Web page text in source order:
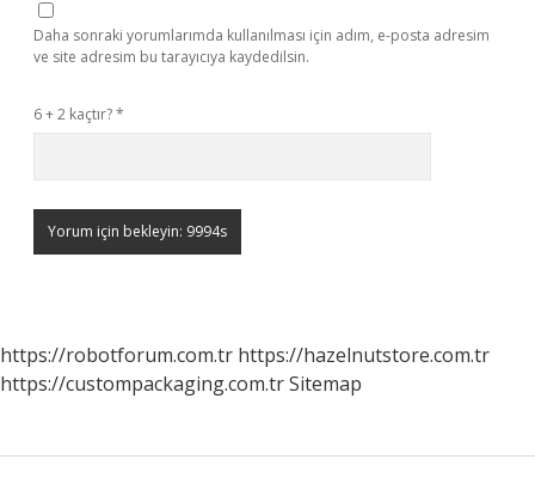
Daha sonraki yorumlarımda kullanılması için adım, e-posta adresim
ve site adresim bu tarayıcıya kaydedilsin.
6 + 2 kaçtır?*
https://robotforum.com.tr https://hazelnutstore.com.tr
https://custompackaging.com.trSitemap